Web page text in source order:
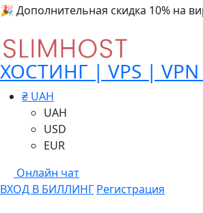
🎉 Дополнительная скидка 10% на
ХОСТИНГ | VPS |
₴ UAH
UAH
USD
EUR
Онлайн чат
ВХОД В БИЛЛИНГ Регистрация